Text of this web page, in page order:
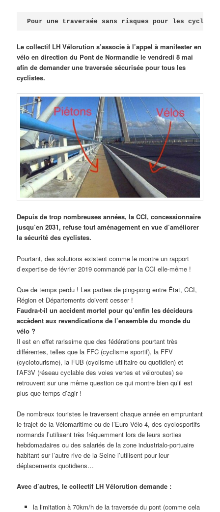
Pour une traversée sans risques pour les
Le collectif LH Vélorution s’associe à l’appel à manifester en
vélo en direction du Pont de Normandie le vendredi 8 mai
afin de demander une traversée sécurisée pour tous les
cyclistes.
Depuis de trop nombreuses années, la CCI, concessionnaire
jusqu’en 2031, refuse tout aménagement en vue d’améliorer
la sécurité des cyclistes.
Pourtant, des solutions existent comme le montre un rapport
d’expertise de février 2019 commandé par la CCI elle-même !
Que de temps perdu ! Les parties de ping-pong entre État, CCI,
Région et Départements doivent cesser !
Faudra-t-il un accident mortel pour qu’enfin les décideurs
accèdent aux revendications de l’ensemble du monde du
vélo ?
Il est en effet rarissime que des fédérations pourtant très
différentes, telles que la FFC (cyclisme sportif), la FFV
(cyclotourisme), la FUB (cyclisme utilitaire ou quotidien) et
l’AF3V (réseau cyclable des voies vertes et véloroutes) se
retrouvent sur une même question ce qui montre bien qu’il est
plus que temps d’agir !
De nombreux touristes le traversent chaque année en empruntant
le trajet de la Vélomaritime ou de l’Euro Vélo 4, des cyclosportifs
normands l’utilisent très fréquemment lors de leurs sorties
hebdomadaires ou des salariés de la zone industrialo-portuaire
habitant sur l’autre rive de la Seine l’utilisent pour leur
déplacements quotidiens…
Avec d’autres, le collectif LH Vélorution demande :
la limitation à 70km/h de la traversée du pont (comme cela